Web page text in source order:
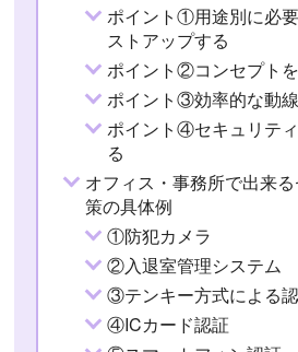
ポイント①用途別に必
ストアップする
ポイント②コンセプト
ポイント③効率的な動
ポイント④セキュリテ
る
オフィス・事務所で出来
策の具体例
①防犯カメラ
②入退室管理システム
③テンキー方式による
④ICカード認証